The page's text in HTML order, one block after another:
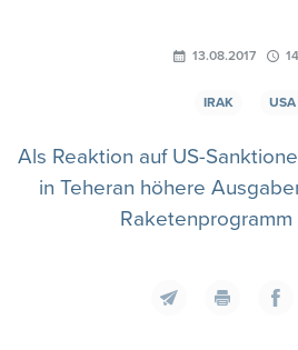
13.08.2017
IRAK USA
Als Reaktion auf US-
in Teheran höhere